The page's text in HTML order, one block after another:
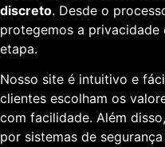
discreto. Desde o
protegemos a privacidade
etapa.
Nosso site é intuitivo e
clientes escolham os
com facilidade. Além
por sistemas de